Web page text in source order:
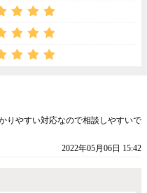
りやすい対応なので相談しやすいで
2022年05月06日 15:42